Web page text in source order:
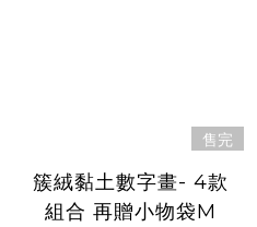
售完
簇絨黏土數字畫- 4款
組合 再贈小物袋M